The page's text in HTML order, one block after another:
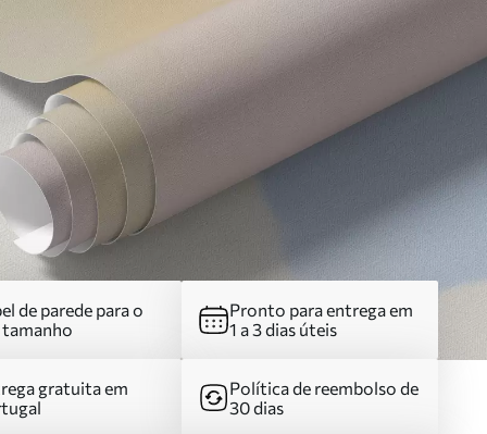
de parede para o
tamanho
Pronto para entrega em
1 a 3 dias úteis
gratuita em
Política de reembolso de
30 dias